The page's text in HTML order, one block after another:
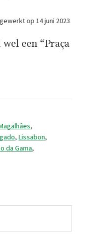
op 14 juni 2023
een “Praça
,
, Lissabon,
da Gama,